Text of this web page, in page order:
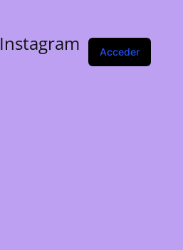
Instagram Acceder